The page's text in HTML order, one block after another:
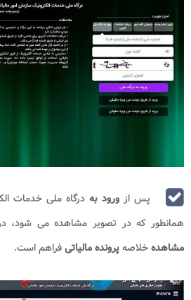
پس ازورود بهدرگاه ملی خدمات
همانطور که در تصویر مشاهده می شود،
مشاهدهخلاصهپرونده مالیاتیفراهم است.